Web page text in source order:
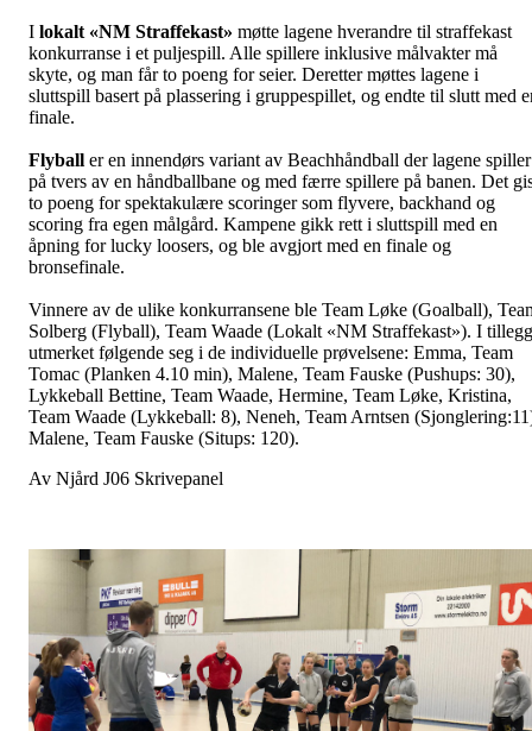
I lokalt «NM Straffekast» møtte lagene hverandre til straffekast
konkurranse i et puljespill. Alle spillere inklusive målvakter må
skyte, og man får to poeng for seier. Deretter møttes lagene i
sluttspill basert på plassering i gruppespillet, og endte til slutt med
finale.
Flyball er en innendørs variant av Beachhåndball der lagene spiller
på tvers av en håndballbane og med færre spillere på banen. Det
to poeng for spektakulære scoringer som flyvere, backhand og
scoring fra egen målgård. Kampene gikk rett i sluttspill med en
åpning for lucky loosers, og ble avgjort med en finale og
bronsefinale.
Vinnere av de ulike konkurransene ble Team Løke (Goalball),
Solberg (Flyball), Team Waade (Lokalt «NM Straffekast»). I tillegg
utmerket følgende seg i de individuelle prøvelsene: Emma, Team
Tomac (Planken 4.10 min), Malene, Team Fauske (Pushups: 30),
Lykkeball Bettine, Team Waade, Hermine, Team Løke, Kristina,
Team Waade (Lykkeball: 8), Neneh, Team Arntsen
Malene, Team Fauske (Situps: 120).
Av Njård J06 Skrivepanel